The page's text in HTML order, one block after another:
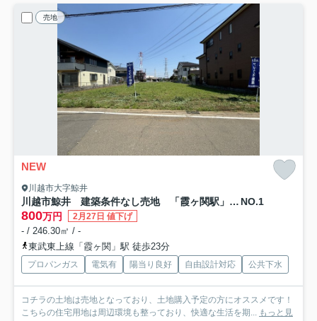
売地
NEW
川越市大字鯨井
川越市鯨井 建築条件なし売地 「霞ヶ関駅」徒歩23分 敷地60坪 【上戸小学区】 NO.1
800万円 2月27日 値下げ
- / 246.30㎡ / -
東武東上線「霞ヶ関」駅 徒歩23分
プロパンガス 電気有 陽当り良好 自由設計対応 公共下水
コチラの土地は売地となっており、土地購入予定の方にオススメです！
こちらの住宅用地は周辺環境も整っており、快適な生活を期... もっと見